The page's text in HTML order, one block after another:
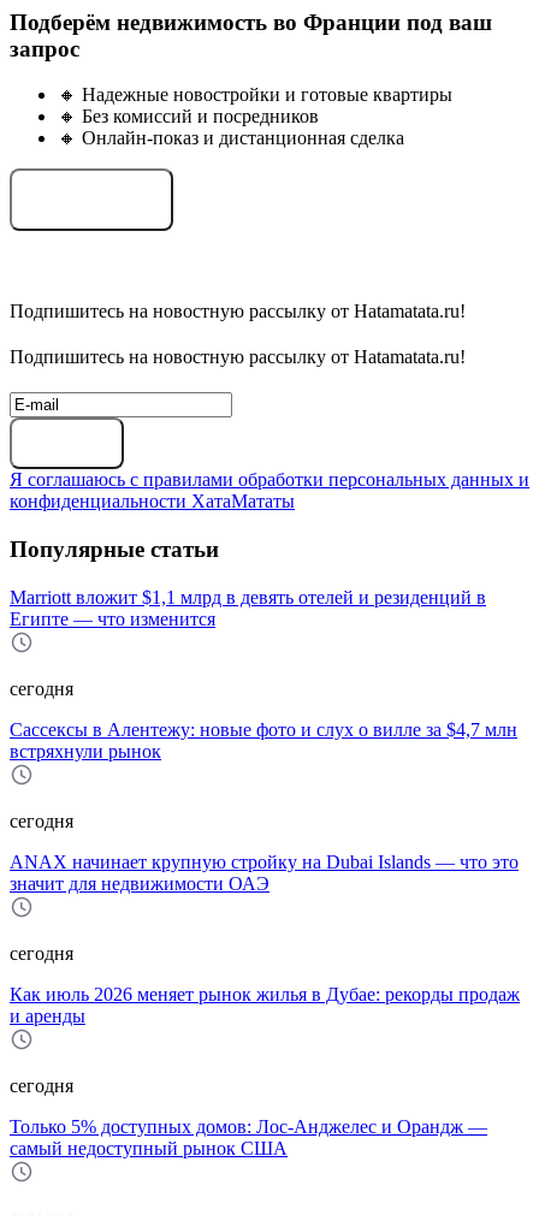
Подберём недвижимость во Франции под ваш
запрос
🔸 Надежные новостройки и готовые квартиры
🔸 Без комиссий и посредников
🔸 Онлайн-показ и дистанционная сделка
Подпишитесь на новостную рассылку от Hatamatata.ru!
Подпишитесь на новостную рассылку от Hatamatata.ru!
Я соглашаюсь с правилами обработки персональных данных и
конфиденциальности ХатаМататы
Популярные статьи
Marriott вложит $1,1 млрд в девять отелей и резиденций в
Египте — что изменится
сегодня
Сассексы в Алентежу: новые фото и слух о вилле за $4,7 млн
встряхнули рынок
сегодня
ANAX начинает крупную стройку на Dubai Islands — что это
значит для недвижимости ОАЭ
сегодня
Как июль 2026 меняет рынок жилья в Дубае: рекорды продаж
и аренды
сегодня
Только 5% доступных домов: Лос‑Анджелес и Орандж —
самый недоступный рынок США